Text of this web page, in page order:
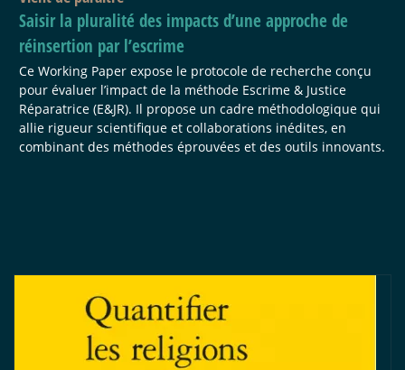
Saisir la pluralité des impacts d’une approche de
réinsertion par l’escrime
Ce Working Paper expose le protocole de recherche conçu
pour évaluer l’impact de la méthode Escrime & Justice
Réparatrice (E&JR). Il propose un cadre méthodologique qui
allie rigueur scientifique et collaborations inédites, en
combinant des méthodes éprouvées et des outils innovants.